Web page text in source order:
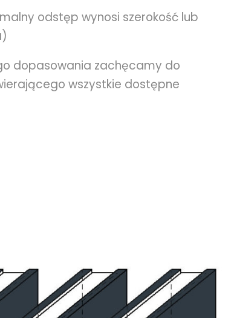
odstęp wynosi szerokość lub
dopasowania zachęcamy do
wszystkie dostępne